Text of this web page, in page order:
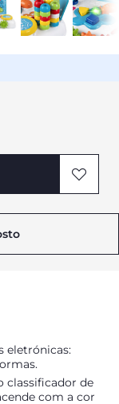
eletrónicas:
classificador de
com a cor